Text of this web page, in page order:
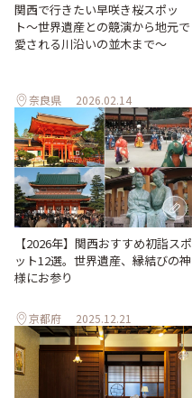
関西で行きたい早咲き桜スポッ
ト〜世界遺産との競演から地元で
愛される川沿いの並木まで〜
奈良県 2026.02.14
【2026年】関西おすすめ初詣スポ
ット12選。世界遺産、縁結びの神
様にお参り
京都府 2025.12.21